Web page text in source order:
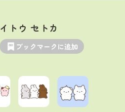
イトウ セトカ
ブックマークに追加